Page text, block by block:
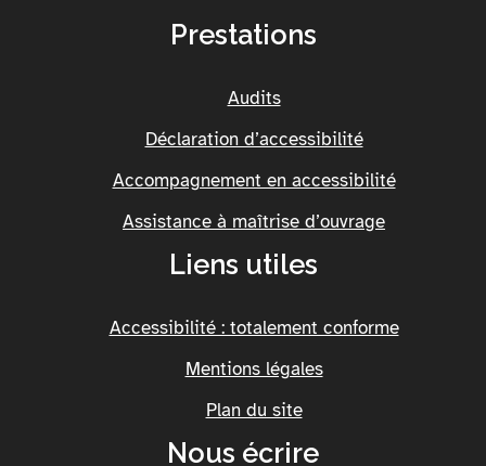
Prestations
Audits
Déclaration d’accessibilité
Accompagnement en accessibilité
Assistance à maîtrise d’ouvrage
Liens utiles
Accessibilité : totalement conforme
Mentions légales
Plan du site
Nous écrire